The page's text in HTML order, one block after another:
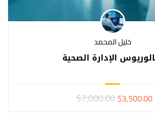
خليل المحمد
الإدارة الصحية
$7,000.00$3,500.00